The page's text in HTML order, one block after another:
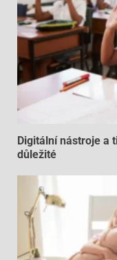
Digitální nástroje a
důležité